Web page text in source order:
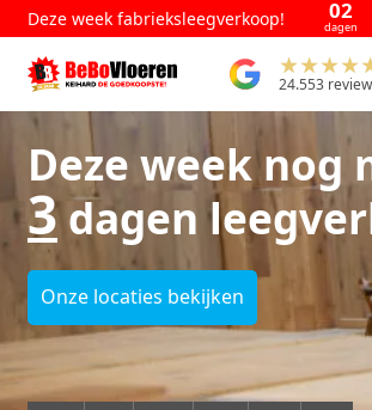
Deze week fabrieksleegverkoop! 02
dagen
24.553
Deze week nog
3dagen
Onze locaties bekijken